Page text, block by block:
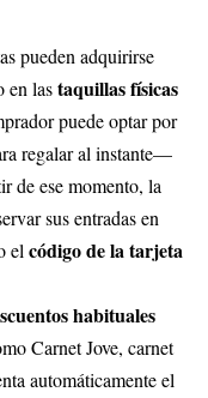
pueden adquirirse
en lastaquillas físicas
puede optar por
regalar al instante—
de ese momento, la
sus entradas en
el código de la tarjeta
habituales
Carnet Jove, carnet
automáticamente el